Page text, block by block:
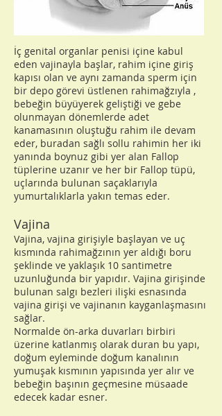
İç genital organlar penisi içine kabul
eden vajinayla başlar, rahim içine giriş
kapısı olan ve aynı zamanda sperm için
bir depo görevi üstlenen rahimağzıyla ,
bebeğin büyüyerek geliştiği ve gebe
olunmayan dönemlerde adet
kanamasının oluştuğu rahim ile devam
eder, buradan sağlı sollu rahimin her iki
yanında boynuz gibi yer alan Fallop
tüplerine uzanır ve her bir Fallop tüpü,
uçlarında bulunan saçaklarıyla
yumurtalıklarla yakın temas eder.
Vajina
Vajina, vajina girişiyle başlayan ve uç
kısmında rahimağzının yer aldığı boru
şeklinde ve yaklaşık 10 santimetre
uzunluğunda bir yapıdır. Vajina girişinde
bulunan salgı bezleri ilişki esnasında
vajina girişi ve vajinanın kayganlaşmasını
sağlar.
Normalde ön-arka duvarları birbiri
üzerine katlanmış olarak duran bu yapı,
doğum eyleminde doğum kanalının
yumuşak kısmının yapısında yer alır ve
bebeğin başının geçmesine müsaade
edecek kadar esner.